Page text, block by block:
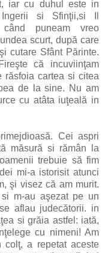
iar cu duhul este in
si Sfinţii,si Il
când puneam vreo
scurt, după care
cutare Sfânt Părinte.
că incuviinţam
răsfoia cartea si citea
de la sine. Nu am
cu atâta iuţeală in
Cei aspri
măsură si rămân la
trebuie să fim
mi-a istorisit atunci
şi visez că am murit.
m-au aşezat pe un
aflau judecătorii. in
si grăia astfel: iată,
cu nimeni! Am
colţ, a repetat aceste